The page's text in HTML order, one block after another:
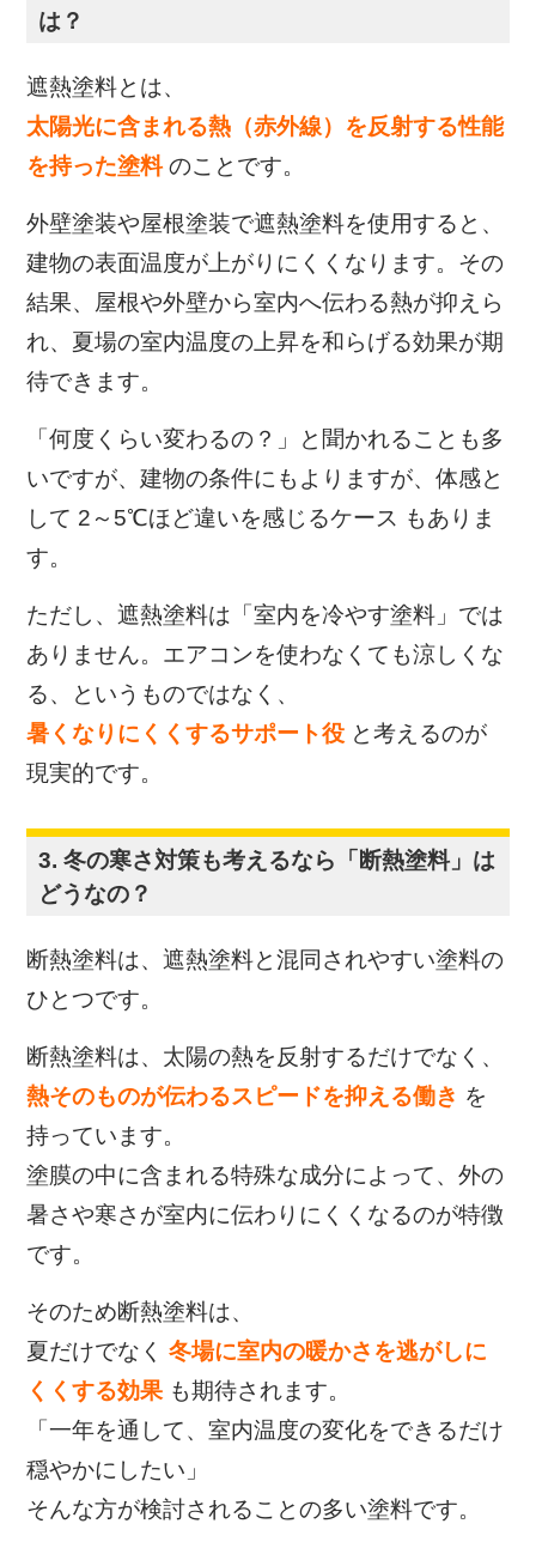
は？
遮熱塗料とは、
太陽光に含まれる熱（赤外線）を反射する性能
を持った塗料のことです。
外壁塗装や屋根塗装で遮熱塗料を使用すると、
建物の表面温度が上がりにくくなります。 その
結果、屋根や外壁から室内へ伝わる熱が抑えら
れ、 夏場の室内温度の上昇を和らげる効果が期
待できます。
「何度くらい変わるの？」と聞かれることも多
いですが、建物の条件にもよりますが、体感と
して 2～5℃ほど違いを感じるケース もありま
す。
ただし、遮熱塗料は 「室内を冷やす塗料」では
ありません。 エアコンを使わなくても涼しくな
る、というものではなく、
暑くなりにくくするサポート役 と考えるのが
現実的です。
3. 冬の寒さ対策も考えるなら「断熱塗料」は
どうなの？
断熱塗料は、遮熱塗料と混同されやすい塗料の
ひとつです。
断熱塗料は、太陽の熱を反射するだけでなく、
熱そのものが伝わるスピードを抑える働き を
持っています。
塗膜の中に含まれる特殊な成分によって、外の
暑さや寒さが室内に伝わりにくくなるのが特徴
です。
そのため断熱塗料は、
夏だけでなく冬場に室内の暖かさを逃がしに
くくする効果 も期待されます。
「一年を通して、室内温度の変化をできるだけ
穏やかにしたい」
そんな方が検討されることの多い塗料です。